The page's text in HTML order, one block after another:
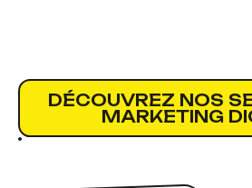
DÉCOUVREZ NOS
MARKETING